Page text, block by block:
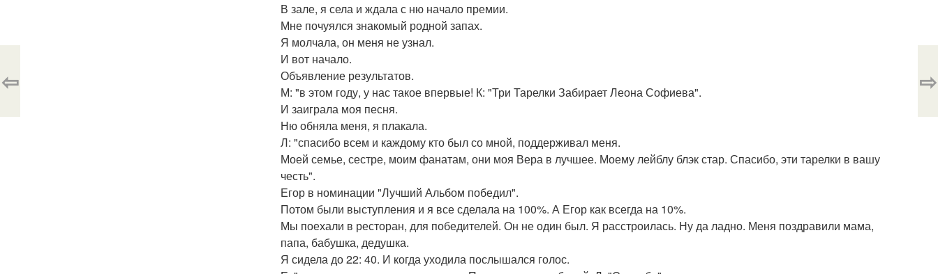
В зале, я села и ждала с ню начало премии.
Мне почуялся знакомый родной запах.
Я молчала, он меня не узнал.
И вот начало.
Объявление результатов.
М: "в этом году, у нас такое впервые! К: "Три Тарелки Забирает Леона Софиева".
И заиграла моя песня.
Ню обняла меня, я плакала.
Л: "спасибо всем и каждому кто был со мной, поддерживал меня.
Моей семье, сестре, моим фанатам, они моя Вера в лучшее. Моему лейблу блэк стар. Спасибо, эти тарелки в вашу
честь".
Егор в номинации "Лучший Альбом победил".
Потом были выступления и я все сделала на 100%. А Егор как всегда на 10%.
Мы поехали в ресторан, для победителей. Он не один был. Я расстроилась. Ну да ладно. Меня поздравили мама,
папа, бабушка, дедушка.
Я сидела до 22: 40. И когда уходила послышался голос.
⇦ ⇨